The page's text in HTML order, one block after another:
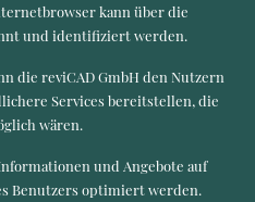
kann über die
und identifiziert werden.
die reviCAD GmbH den Nutzern
Services bereitstellen, die
wären.
und Angebote auf
Benutzers optimiert werden.